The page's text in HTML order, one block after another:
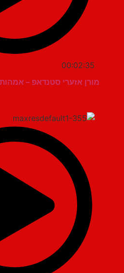
00:02:35
מורן אזערי סטנדאפ – אמהות לבנים